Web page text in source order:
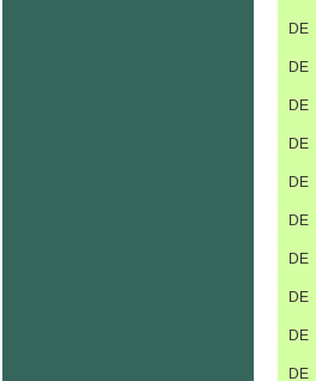
DE
DE
DE
DE
DE
DE
DE
DE
DE
DE